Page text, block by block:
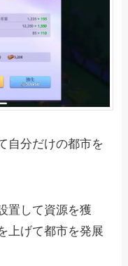
自分だけの都市を
置して資源を獲
上げて都市を発展